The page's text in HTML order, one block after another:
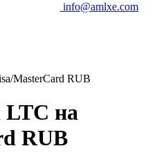
info@amlxe.com
MasterCard RUB
на
RUB